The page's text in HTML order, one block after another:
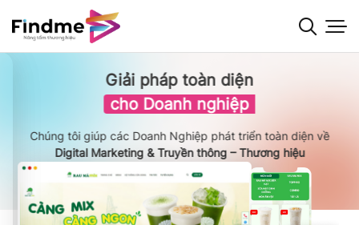
qua
nội
Giải pháp toàn diện
cho Doanh nghiệp
Chúng tôi giúp các Doanh Nghiệp phát triển toàn diện về
Digital Marketing & Truyền thông – Thương hiệu